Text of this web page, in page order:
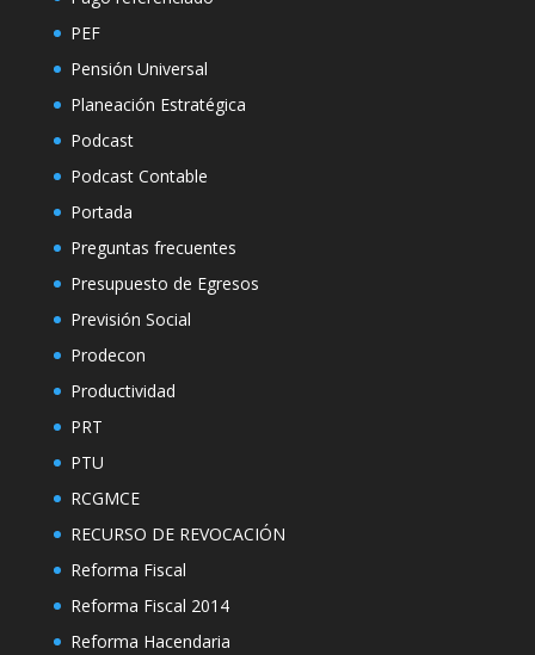
PEF
Pensión Universal
Planeación Estratégica
Podcast
Podcast Contable
Portada
Preguntas frecuentes
Presupuesto de Egresos
Previsión Social
Prodecon
Productividad
PRT
PTU
RCGMCE
RECURSO DE REVOCACIÓN
Reforma Fiscal
Reforma Fiscal 2014
Reforma Hacendaria